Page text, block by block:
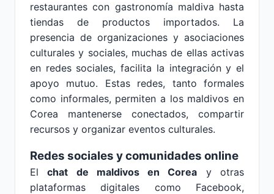
restaurantes con gastronomía maldiva hasta
tiendas de productos importados. La
presencia de organizaciones y asociaciones
culturales y sociales, muchas de ellas activas
en redes sociales, facilita la integración y el
apoyo mutuo. Estas redes, tanto formales
como informales, permiten a los maldivos en
Corea mantenerse conectados, compartir
recursos y organizar eventos culturales.
Redes sociales y comunidades online
Elchat de maldivos en Corea y otras
plataformas digitales como Facebook,